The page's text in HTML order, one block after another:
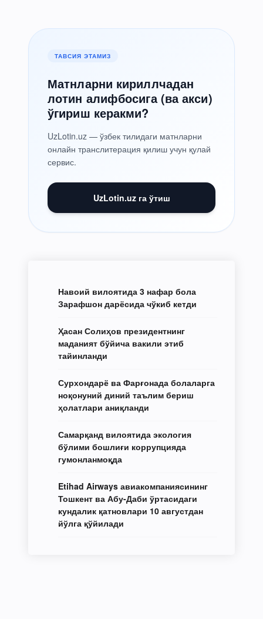
ТАВСИЯ ЭТАМИЗ
Матнларни кириллчадан
лотин алифбосига (ва акси)
ўгириш керакми?
UzLotin.uz — ўзбек тилидаги матнларни
онлайн транслитерация қилиш учун қулай
сервис.
UzLotin.uz га ўтиш
Навоий вилоятида 3 нафар бола
Зарафшон дарёсида чўкиб кетди
Ҳасан Солиҳов президентнинг
маданият бўйича вакили этиб
тайинланди
Сурхондарё ва Фарғонада болаларга
ноқонуний диний таълим бериш
ҳолатлари аниқланди
Самарқанд вилоятида экология
бўлими бошлиғи коррупцияда
гумонланмоқда
Etihad Airways авиакомпаниясининг
Тошкент ва Абу-Даби ўртасидаги
кундалик қатновлари 10 августдан
йўлга қўйилади